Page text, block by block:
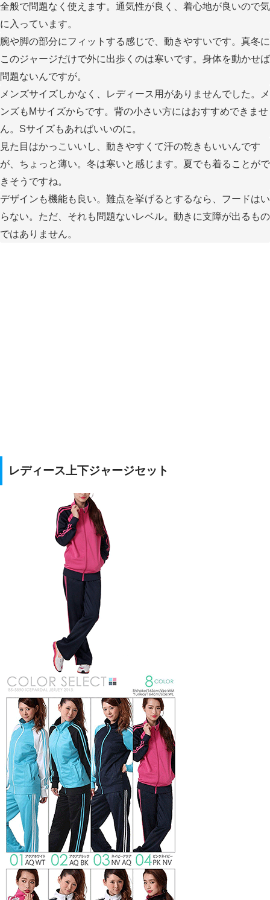
全般で問題なく使えます。通気性が良く、着心地が良いので気
に入っています。
腕や脚の部分にフィットする感じで、動きやすいです。真冬に
このジャージだけで外に出歩くのは寒いです。身体を動かせば
問題ないんですが。
メンズサイズしかなく、レディース用がありませんでした。メ
ンズもMサイズからです。背の小さい方にはおすすめできませ
ん。Sサイズもあればいいのに。
見た目はかっこいいし、動きやすくて汗の乾きもいいんです
が、ちょっと薄い。冬は寒いと感じます。夏でも着ることがで
きそうですね。
デザインも機能も良い。難点を挙げるとするなら、フードはい
らない。ただ、それも問題ないレベル。動きに支障が出るもの
ではありません。
レディース上下ジャージセット